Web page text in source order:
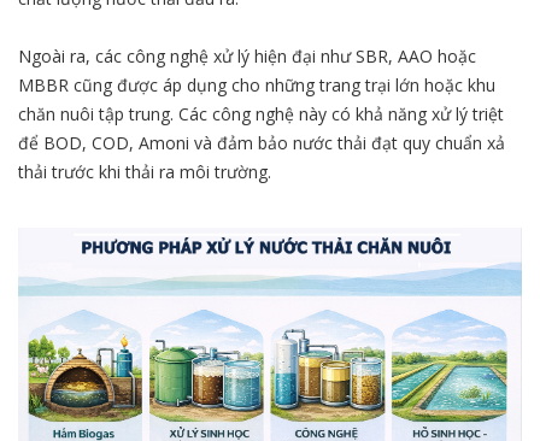
Ngoài ra, các công nghệ xử lý hiện đại như SBR, AAO hoặc
MBBR cũng được áp dụng cho những trang trại lớn hoặc khu
chăn nuôi tập trung. Các công nghệ này có khả năng xử lý triệt
để BOD, COD, Amoni và đảm bảo nước thải đạt quy chuẩn xả
thải trước khi thải ra môi trường.